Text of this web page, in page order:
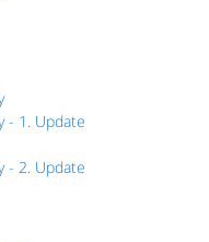
- 1. Update
- 2. Update